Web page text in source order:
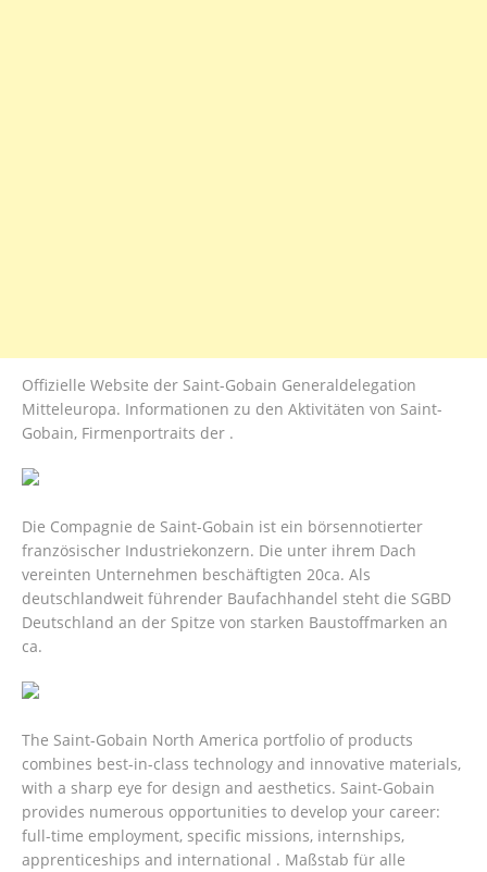
Offizielle Website der Saint-Gobain Generaldelegation
Mitteleuropa. Informationen zu den Aktivitäten von Saint-
Gobain, Firmenportraits der .
Die Compagnie de Saint-Gobain ist ein börsennotierter
französischer Industriekonzern. Die unter ihrem Dach
vereinten Unternehmen beschäftigten 20ca. Als
deutschlandweit führender Baufachhandel steht die SGBD
Deutschland an der Spitze von starken Baustoffmarken an
ca.
The Saint-Gobain North America portfolio of products
combines best-in-class technology and innovative materials,
with a sharp eye for design and aesthetics. Saint-Gobain
provides numerous opportunities to develop your career:
full-time employment, specific missions, internships,
apprenticeships and international . Maßstab für alle